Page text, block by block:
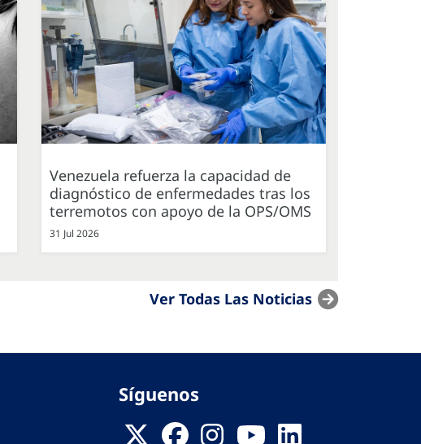
Venezuela refuerza la capacidad de
diagnóstico de enfermedades tras los
terremotos con apoyo de la OPS/OMS
31 Jul 2026
Ver Todas Las Noticias
Síguenos